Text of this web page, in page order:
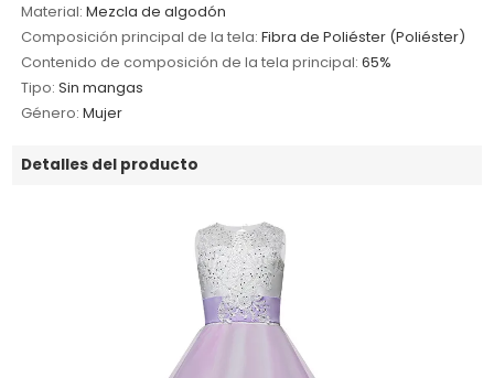
Material: Mezcla de algodón
Composición principal de la tela: Fibra de Poliéster (Poliéster)
Contenido de composición de la tela principal: 65%
Tipo: Sin mangas
Género: Mujer
Detalles del producto